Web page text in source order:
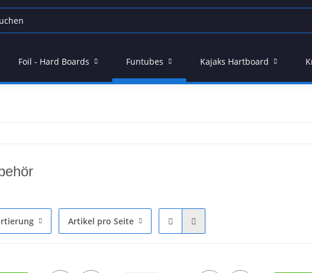
Foil - Hard Boards Funtubes Kajaks Hartboard
Artikel pro Seite